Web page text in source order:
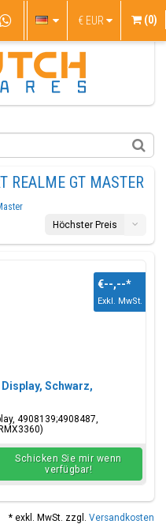
€ EUR (0)
REALME GT MASTER
Höchster Preis
Schwarz,
4908139;4908487,
€--,--*
Exkl. MwSt.
Schicken Sie mir wenn
verfügbar!
* exkl. MwSt. zzgl. Versandkosten